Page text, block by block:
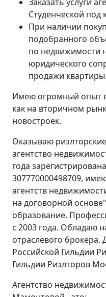
Студенческой под
При наличии
подобранного
по недвижимости
юридического
продажи квартиры.
Имею огромный опыт
как на вторичном
новостроек.
Оказываю
агентство
года
307770000498709,
агентств
на договорной
образование.
с 2003 года. Обладаю
отраслевого брокера.
Российской Гильдии
Гильдии Риэлторов
Агентство